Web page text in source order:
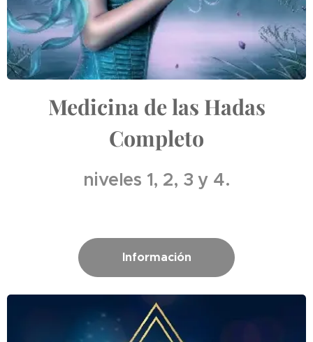
Medicina de las Hadas
Completo
niveles 1, 2, 3 y 4.
Información